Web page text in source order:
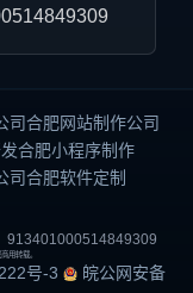
司合肥网站制作公司
合肥小程序制作
司合肥软件定制
913401000514849309
用转载。
号-3
皖公网安备